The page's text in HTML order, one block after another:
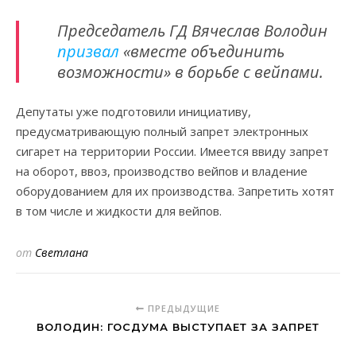
Председатель ГД Вячеслав Володин
призвал «вместе объединить
возможности» в борьбе с вейпами.
Депутаты уже подготовили инициативу,
предусматривающую полный запрет электронных
сигарет на территории России. Имеется ввиду запрет
на оборот, ввоз, производство вейпов и владение
оборудованием для их производства. Запретить хотят
в том числе и жидкости для вейпов.
от Светлана
ПРЕДЫДУЩИЕ
ВОЛОДИН: ГОСДУМА ВЫСТУПАЕТ ЗА ЗАПРЕТ